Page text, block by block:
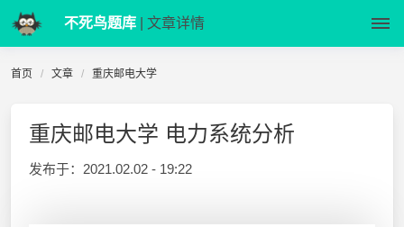
不死鸟题库 | 文章详情
首页 文章 重庆邮电大学
重庆邮电大学 电力系统分析
发布于： 2021.02.02 - 19:22